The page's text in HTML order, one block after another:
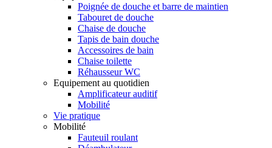
Poignée de douche et barre de maintien
Tabouret de douche
Chaise de douche
Tapis de bain douche
Accessoires de bain
Chaise toilette
Réhausseur WC
Equipement au quotidien
Amplificateur auditif
Mobilité
Vie pratique
Mobilité
Fauteuil roulant